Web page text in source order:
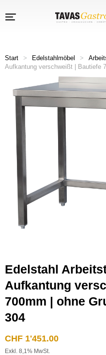
Start > Edelstahlmöbel >
Aufkantung verschweißt | Bautiefe
Edelstahl
Aufkantung
700mm | ohne
304
CHF 1'451.00
Exkl. 8,1% MwSt.